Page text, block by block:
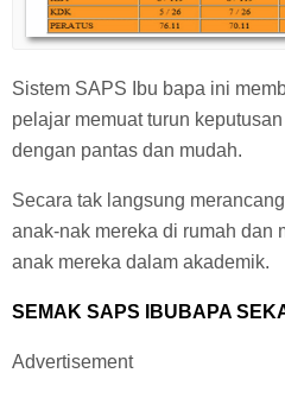
Sistem SAPS Ibu bapa ini
pelajar memuat turun
dengan pantas dan mudah.
Secara tak langsung
anak-nak mereka di rumah dan
anak mereka dalam akademik.
SEMAK SAPS IBUBAPA
Advertisement